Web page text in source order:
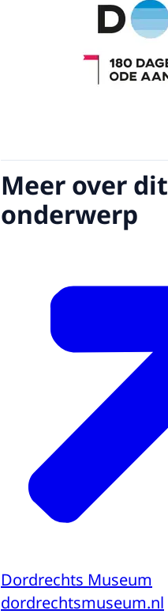
Meer over dit
onderwerp
Dordrechts Museum
dordrechtsmuseum.nl